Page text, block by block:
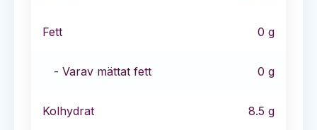
Fett 0 g
- Varav mättat fett 0 g
Kolhydrat 8.5 g